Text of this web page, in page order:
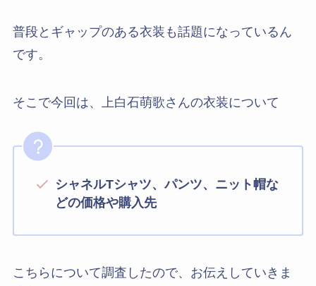
普段とギャップのある衣装も話題になっているん
です。
そこで今回は、上白石萌歌さんの衣装について
シャネルTシャツ、パンツ、ニット帽な
どの価格や購入先
こちらについて調査したので、お伝えしていきま